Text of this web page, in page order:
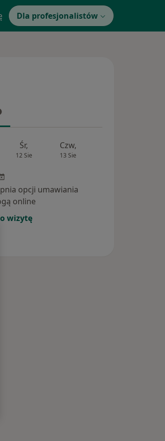
Dla profesjonalistów
Śr,
12 Sie
Czw,
13 Sie
opcji umawiania
online
wizytę